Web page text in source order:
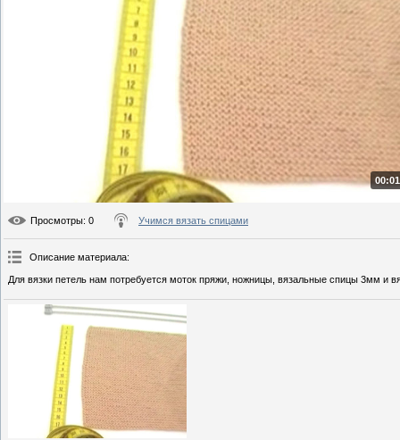
Просмотры: 0 Учимся вязать спицами
Описание материала:
Для вязки петель нам потребуется моток пряжи, ножницы, вязальные спицы 3мм и